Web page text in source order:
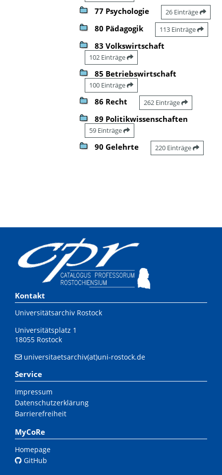
77 Psychologie 26 Einträge
80 Pädagogik 113 Einträge
83 Volkswirtschaft
102 Einträge
85 Betriebswirtschaft
100 Einträge
86 Recht 262 Einträge
89 Politikwissenschaften
59 Einträge
90 Gelehrte 220 Einträge
Kontakt
Universitätsarchiv Rostock
Universitätsplatz 1
18055 Rostock
universitaetsarchiv(at)uni-rostock.de
Service
Impressum
Datenschutzerklärung
Barrierefreiheit
MyCoRe
Homepage
GitHub